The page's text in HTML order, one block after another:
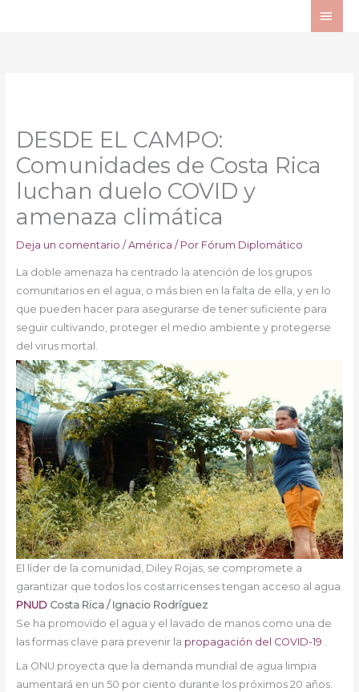
DESDE EL CAMPO:
Comunidades de Costa Rica
luchan duelo COVID y
amenaza climática
Deja un comentario / América / Por Fórum Diplomático
La doble amenaza ha centrado la atención de los grupos
comunitarios en el agua, o más bien en la falta de ella, y en lo
que pueden hacer para asegurarse de tener suficiente para
seguir cultivando, proteger el medio ambiente y protegerse
del virus mortal.
El líder de la comunidad, Diley Rojas, se compromete a
garantizar que todos los costarricenses tengan acceso al agua.
PNUDCosta Rica / Ignacio Rodríguez
Se ha promovido el agua y el lavado de manos como una de
las formas clave para prevenir la propagación del COVID-19 .
La ONU proyecta que la demanda mundial de agua limpia
aumentará en un 50 por ciento durante los próximos 20 años.